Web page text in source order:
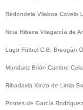
Redondela Vilaboa Covelo
Noia Ribeira Vilagarcía de
Lugo Fútbol C.B. Breogán
Mondariz Brión Cambre
Ribadavia Xinzo de Limia
Pontes de García Rodríguez